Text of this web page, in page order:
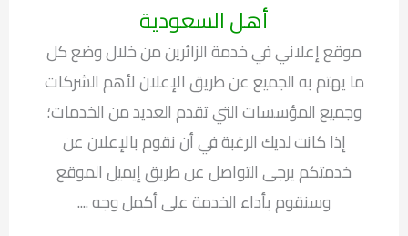
أهل السعودية
موقع إعلاني في خدمة الزائرين من خلال وضع كل
ما يهتم به الجميع عن طريق الإعلان لأهم الشركات
وجميع المؤسسات التي تقدم العديد من الخدمات؛
إذا كانت لديك الرغبة في أن نقوم بالإعلان عن
خدمتكم يرجى التواصل عن طريق إيميل الموقع
وسنقوم بأداء الخدمة على أكمل وجه ....